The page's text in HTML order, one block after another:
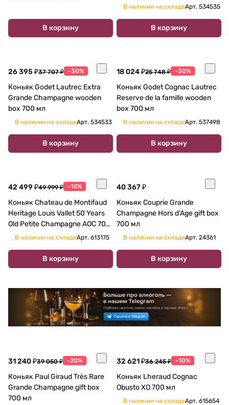
В корзину
В наличии на складеАрт. 534535
В корзину
26 395 ₽37 707 ₽ -30%
Коньяк Godet Lautrec Extra
Grande Champagne wooden
box 700 мл
В наличии на складеАрт. 534533
В корзину
18 024 ₽25 748 ₽ -30%
Коньяк Godet Cognac Lautrec
Reserve de la famille wooden
box 700 мл
В наличии на складеАрт. 537498
В корзину
42 499 ₽49 999 ₽ -15%
Коньяк Chateau de Montifaud
Heritage Louis Vallet 50 Years
Old Petite Champagne AOC 700
млВ наличии на складеАрт. 613175
В корзину
40 367 ₽
Коньяк Couprie Grande
Champagne Hors d'Age gift box
700 мл
В наличии на складеАрт. 24361
В корзину
31 240 ₽39 050 ₽ -20%
Коньяк Paul Giraud Très Rare
Grande Champagnе gift box
700 мл
32 621 ₽36 245 ₽ -10%
Коньяк Lheraud Cognac
Obusto XO 700 мл
В наличии на складеАрт. 615654